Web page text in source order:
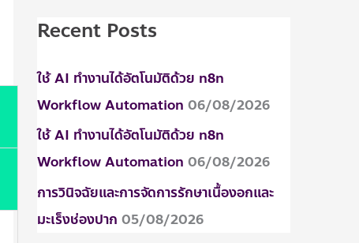
Recent Posts
ใช้ AI ทำงานได้อัตโนมัติด้วย n8n
Workflow Automation 06/08/2026
ใช้ AI ทำงานได้อัตโนมัติด้วย n8n
Workflow Automation 06/08/2026
การวินิจฉัยและการจัดการรักษาเนื้องอกและ
มะเร็งช่องปาก 05/08/2026